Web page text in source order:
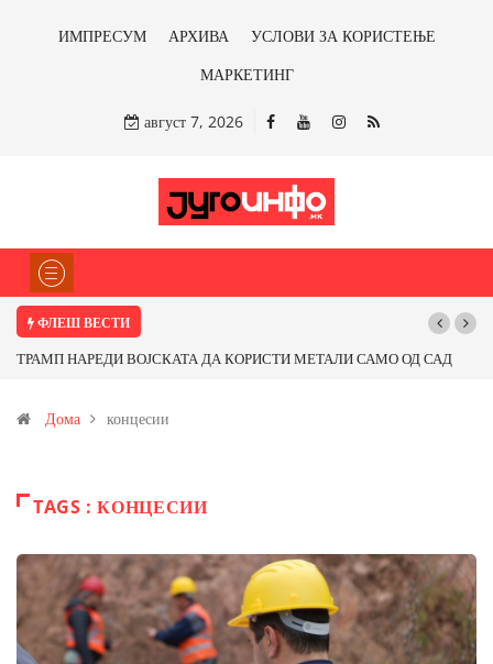
ИМПРЕСУМ АРХИВА
УСЛОВИ ЗА КОРИСТЕЊЕ
МАРКЕТИНГ
август 7, 2026
ФЛЕШ ВЕСТИ
НАРЕДИ ВОЈСКАТА ДА КОРИСТИ МЕТАЛИ САМО ОД САД
и со антимонот?
Дома концесии
TAGS : КОНЦЕСИИ